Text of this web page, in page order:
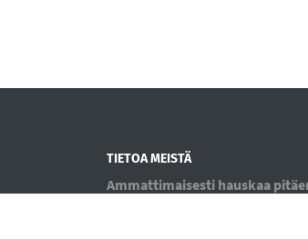
TIETOA MEISTÄ
Ammattimaisesti hauskaa